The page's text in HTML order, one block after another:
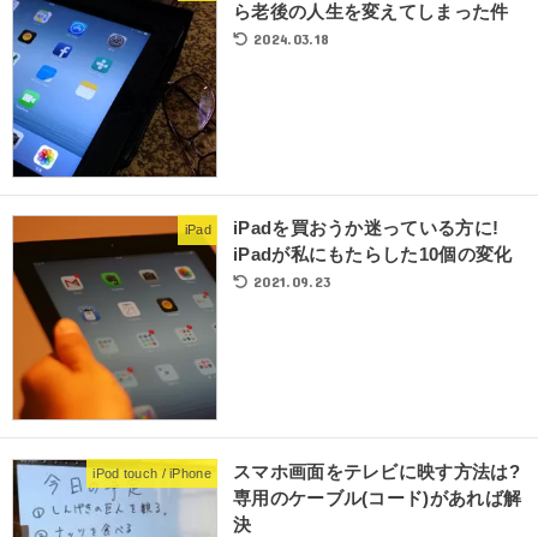
ら老後の人生を変えてしまった件
2024.03.18
iPad
iPadを買おうか迷っている方に!
iPadが私にもたらした10個の変化
2021.09.23
iPod touch / iPhone
スマホ画面をテレビに映す方法は?
専用のケーブル(コード)があれば解
決